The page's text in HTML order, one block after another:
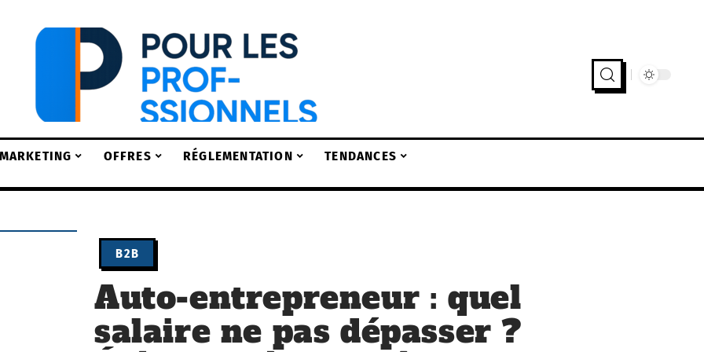
OFFRES RÉGLEMENTATION TENDANCES
B2B
Auto-entrepreneur : quel
salaire ne pas dépasser ?